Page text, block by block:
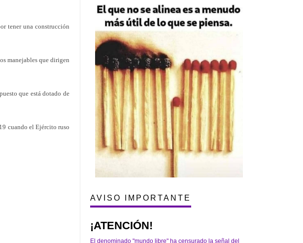
tener una construcción
manejables que dirigen
que está dotado de
cuando el Ejército ruso
AVISO IMPORTANTE
¡ATENCIÓN!
El denominado "mundo libre" ha censurado la señal del